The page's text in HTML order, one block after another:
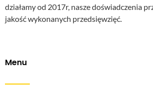
działamy od 2017r, nasze doświadczenia
jakość wykonanych przedsięwzięć.
Menu